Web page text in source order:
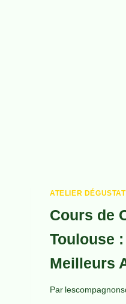
ATELIER
Cours de
Toulouse
Meilleurs
Par